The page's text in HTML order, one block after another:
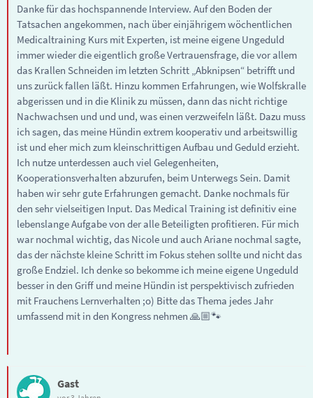
Danke für das hochspannende Interview. Auf den Boden der
Tatsachen angekommen, nach über einjährigem wöchentlichen
Medicaltraining Kurs mit Experten, ist meine eigene Ungeduld
immer wieder die eigentlich große Vertrauensfrage, die vor allem
das Krallen Schneiden im letzten Schritt „Abknipsen“ betrifft und
uns zurück fallen läßt. Hinzu kommen Erfahrungen, wie Wolfskralle
abgerissen und in die Klinik zu müssen, dann das nicht richtige
Nachwachsen und und und, was einen verzweifeln läßt. Dazu muss
ich sagen, das meine Hündin extrem kooperativ und arbeitswillig
ist und eher mich zum kleinschrittigen Aufbau und Geduld erzieht.
Ich nutze unterdessen auch viel Gelegenheiten,
Kooperationsverhalten abzurufen, beim Unterwegs Sein. Damit
haben wir sehr gute Erfahrungen gemacht. Danke nochmals für
den sehr vielseitigen Input. Das Medical Training ist definitiv eine
lebenslange Aufgabe von der alle Beteiligten profitieren. Für mich
war nochmal wichtig, das Nicole und auch Ariane nochmal sagte,
das der nächste kleine Schritt im Fokus stehen sollte und nicht das
große Endziel. Ich denke so bekomme ich meine eigene Ungeduld
besser in den Griff und meine Hündin ist perspektivisch zufrieden
mit Frauchens Lernverhalten ;o) Bitte das Thema jedes Jahr
umfassend mit in den Kongress nehmen 🙏🏼🐾
Gast